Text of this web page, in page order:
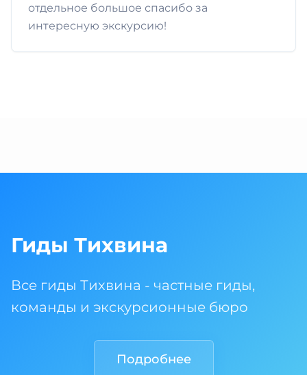
отдельное большое спасибо за
интересную экскурсию!
Гиды Тихвина
Все гиды Тихвина - частные гиды,
команды и экскурсионные бюро
Подробнее